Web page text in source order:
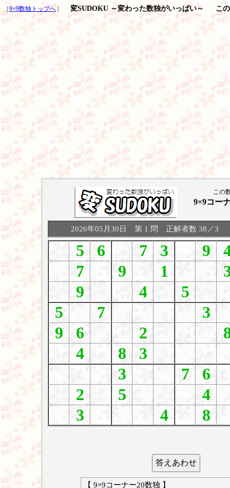
9×9数独トップへ 変SUDOKU ～変わった数独がいっぱい～ こ
この
9×9コー
2026年05月30日 第 1 問 正解者数 38
5 6 7 3 9
7
9 1
9
4
5
5
7
3
9
6 2
4
8
3
3
7
6
2
5
4
3
4 8
【 9×9コーナー20数独 】